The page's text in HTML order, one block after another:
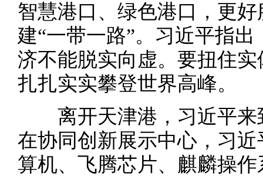
智慧港口、绿色港口，更
建“一带一路”。习近平指
济不能脱实向虚。要扭住
扎扎实实攀登世界高峰。
离开天津港，习近平来
在协同创新展示中心，习
算机、飞腾芯片、麒麟操